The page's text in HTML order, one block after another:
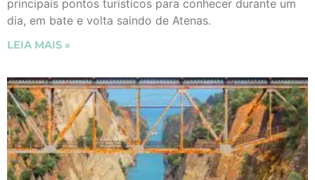
principais pontos turísticos para conhecer durante um
dia, em bate e volta saindo de Atenas.
LEIA MAIS »